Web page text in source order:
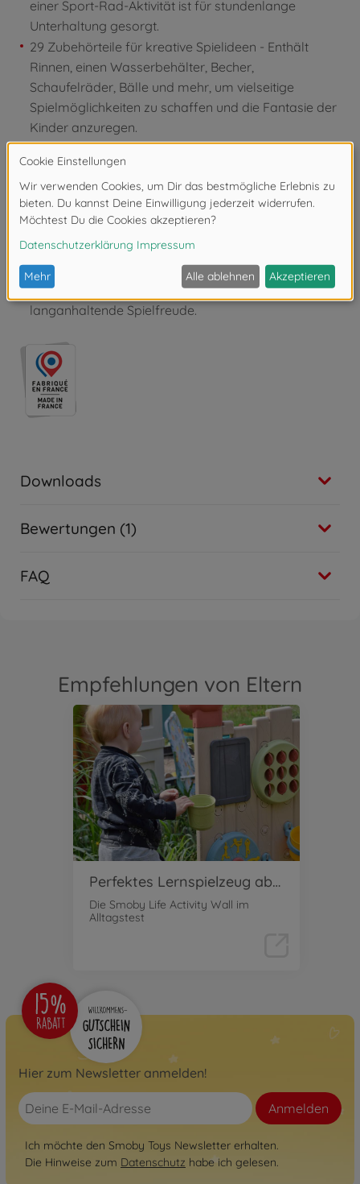
einer Sport-Rad-Aktivität ist für stundenlange
Unterhaltung gesorgt.
29 Zubehörteile für kreative Spielideen - Enthält
Rinnen, einen Wasserbehälter, Becher,
Schaufelräder, Bälle und mehr, um vielseitige
Spielmöglichkeiten zu schaffen und die Fantasie der
Kinder anzuregen.
Fördert Motorik und logisches Denken - Die Activity
Wall unterstützt die Entwicklung der Feinmotorik,
Geschicklichkeit und Denkfähigkeit durch interaktive
Spielelemente und kreative Aufgaben.
Robust und für drinnen & draußen geeignet -
Hergestellt aus UV-beständigem, 80% recyceltem
Kunststoff, ideal für Garten, Balkon oder
Kinderzimmer, und leicht zu reinigen für
langanhaltende Spielfreude.
Downloads
Bewertungen (1)
FAQ
Empfehlungen von Eltern
Perfektes Lernspielzeug ab 2
Die Smoby Life Activity Wall im
Alltagstest
Hier zum Newsletter anmelden!
Anmelden
Ich möchte den Smoby Toys Newsletter erhalten.
Die Hinweise zum Datenschutz habe ich gelesen.